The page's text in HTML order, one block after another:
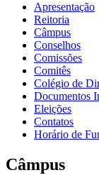
Apresentação
Reitoria
Câmpus
Conselhos
Comissões
Comitês
Colégio de
Documentos
Eleições
Contatos
Horário de
Câmpus